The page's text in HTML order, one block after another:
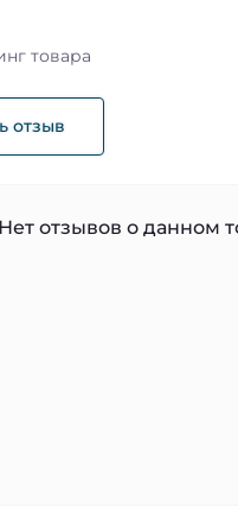
товара
отзыв
Нет отзывов о данном